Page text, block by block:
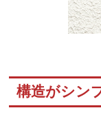
構造がシン